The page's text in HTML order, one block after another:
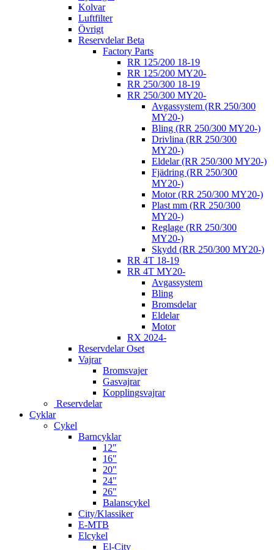
Kolvar
Luftfilter
Övrigt
Reservdelar Beta
Factory Parts
RR 125/200 18-19
RR 125/200 MY20-
RR 250/300 18-19
RR 250/300 MY20-
Avgassystem (RR 250/300
MY20-)
Bling (RR 250/300 MY20-)
Drivlina (RR 250/300
MY20-)
Eldelar (RR 250/300 MY20-)
Fjädring (RR 250/300
MY20-)
Motor (RR 250/300 MY20-)
Plast mm (RR 250/300
MY20-)
Reglage (RR 250/300
MY20-)
Skydd (RR 250/300 MY20-)
RR 4T 18-19
RR 4T MY20-
Avgassystem
Bling
Bromsdelar
Eldelar
Motor
RX 2024-
Reservdelar Oset
Vajrar
Bromsvajer
Gasvajrar
Kopplingsvajrar
Reservdelar
Cyklar
Cykel
Barncyklar
12"
16"
20"
24"
26"
Balanscykel
City/Klassiker
E-MTB
Elcykel
El-City